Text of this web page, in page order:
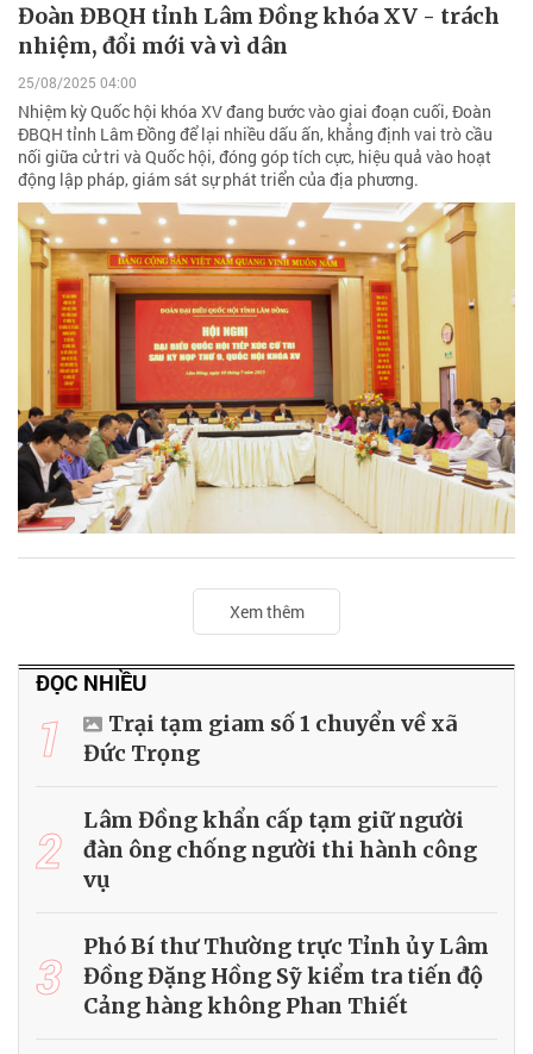
Đoàn ĐBQH tỉnh Lâm Đồng khóa XV - trách
nhiệm, đổi mới và vì dân
25/08/2025 04:00
Nhiệm kỳ Quốc hội khóa XV đang bước vào giai đoạn cuối, Đoàn
ĐBQH tỉnh Lâm Đồng để lại nhiều dấu ấn, khẳng định vai trò cầu
nối giữa cử tri và Quốc hội, đóng góp tích cực, hiệu quả vào hoạt
động lập pháp, giám sát sự phát triển của địa phương.
Xem thêm
ĐỌC NHIỀU
1
Trại tạm giam số 1 chuyển về xã
Đức Trọng
2
Lâm Đồng khẩn cấp tạm giữ người
đàn ông chống người thi hành công
vụ
3
Phó Bí thư Thường trực Tỉnh ủy Lâm
Đồng Đặng Hồng Sỹ kiểm tra tiến độ
Cảng hàng không Phan Thiết